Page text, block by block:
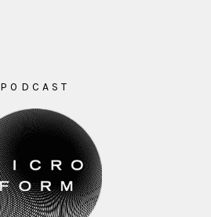
PODCAST